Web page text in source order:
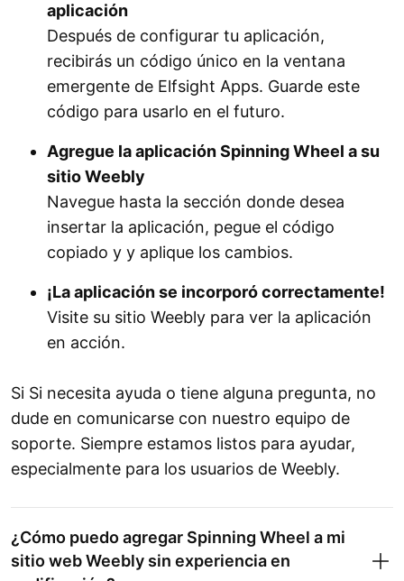
aplicación
Después de configurar tu aplicación,
recibirás un código único en la ventana
emergente de Elfsight Apps. Guarde este
código para usarlo en el futuro.
Agregue la aplicación Spinning Wheel a su
sitio Weebly
Navegue hasta la sección donde desea
insertar la aplicación, pegue el código
copiado y y aplique los cambios.
¡La aplicación se incorporó correctamente!
Visite su sitio Weebly para ver la aplicación
en acción.
Si Si necesita ayuda o tiene alguna pregunta, no
dude en comunicarse con nuestro equipo de
soporte. Siempre estamos listos para ayudar,
especialmente para los usuarios de Weebly.
¿Cómo puedo agregar Spinning Wheel a mi
sitio web Weebly sin experiencia en